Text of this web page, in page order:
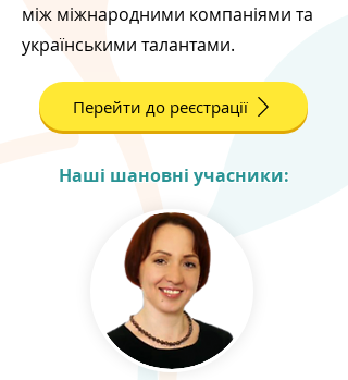
між міжнародними компаніями та
українськими талантами.
Перейти до реєстрації
Наші шановні учасники: